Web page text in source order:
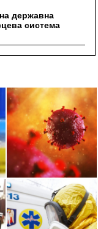
державна
система